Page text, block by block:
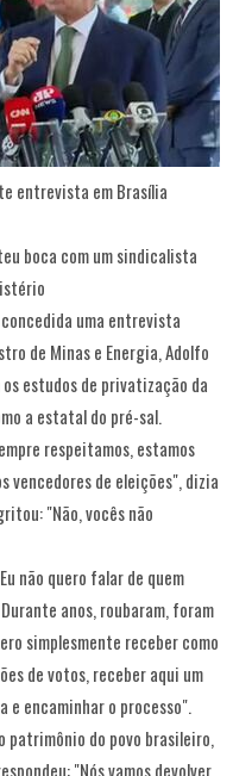
entrevista em Brasília
boca com um sindicalista
uma entrevista
de Minas e Energia, Adolfo
estudos de privatização da
a estatal do pré-sal.
respeitamos, estamos
vencedores de eleições", dizia
"Não, vocês não
não quero falar de quem
anos, roubaram, foram
simplesmente receber como
de votos, receber aqui um
e encaminhar o processo".
patrimônio do povo brasileiro,
"Nós vamos devolver